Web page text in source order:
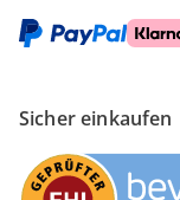
Sicher einkaufen